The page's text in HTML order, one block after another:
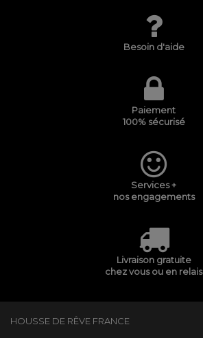
Besoin d'aide
Paiement
100% sécurisé
Services +
nos engagements
Livraison gratuite
chez vous ou en relais
HOUSSE DE RÊVE FRANCE